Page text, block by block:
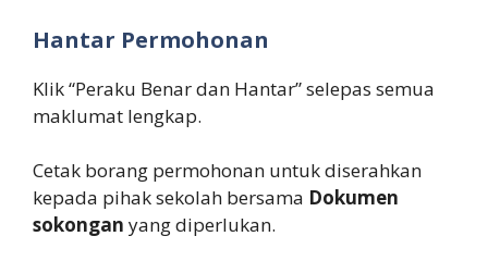
Hantar Permohonan
Klik “Peraku Benar dan Hantar” selepas semua
maklumat lengkap.
Cetak borang permohonan untuk diserahkan
kepada pihak sekolah bersama Dokumen
sokongan yang diperlukan.